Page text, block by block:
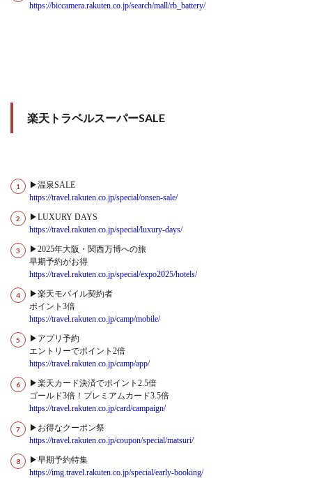
https://biccamera.rakuten.co.jp/search/mall/rb_battery/
楽天トラベルスーパーSALE
▶温泉SALE
https://travel.rakuten.co.jp/special/onsen-sale/
▶LUXURY DAYS
https://travel.rakuten.co.jp/special/luxury-days/
▶2025年大阪・関西万博への旅
早期予約がお得
https://travel.rakuten.co.jp/special/expo2025/hotels/
▶楽天モバイル契約者
ポイント3倍
https://travel.rakuten.co.jp/camp/mobile/
▶アプリ予約
エントリーでポイント2倍
https://travel.rakuten.co.jp/camp/app/
▶楽天カード決済でポイント2.5倍
ゴールド3倍！プレミアムカード3.5倍
https://travel.rakuten.co.jp/card/campaign/
▶お得なクーポン祭
https://travel.rakuten.co.jp/coupon/special/matsuri/
▶早期予約特集
https://img.travel.rakuten.co.jp/special/early-booking/